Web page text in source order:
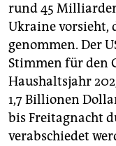
rund 45
Ukraine vorsieht,
genommen. Der
Stimmen für den
Haushaltsjahr
1,7 Billionen
bis Freitagnacht
verabschiedet